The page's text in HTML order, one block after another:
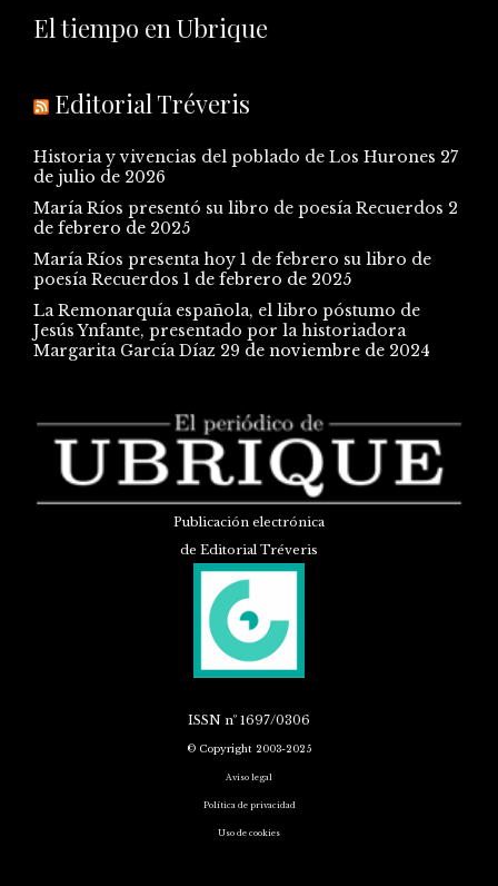
El tiempo en Ubrique
Editorial Tréveris
Historia y vivencias del poblado de Los Hurones 27
de julio de 2026
María Ríos presentó su libro de poesía Recuerdos 2
de febrero de 2025
María Ríos presenta hoy 1 de febrero su libro de
poesía Recuerdos 1 de febrero de 2025
La Remonarquía española, el libro póstumo de
Jesús Ynfante, presentado por la historiadora
Margarita García Díaz 29 de noviembre de 2024
Publicación electrónica
de Editorial Tréveris
ISSN nº 1697/0306
© Copyright 2003-2025
Aviso legal
Política de privacidad
Uso de cookies